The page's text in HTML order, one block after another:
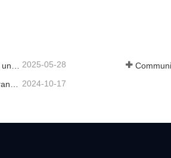
2025-05-28
2024-10-17